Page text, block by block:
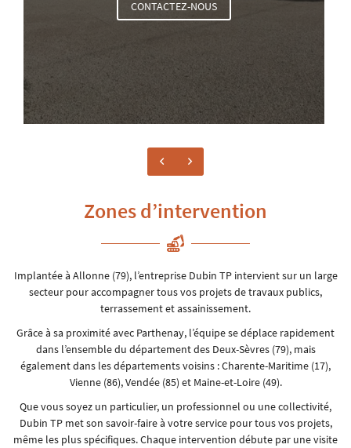
CONTACTEZ-NOUS
Zones d’intervention
Implantée à Allonne (79), l’entreprise Dubin TP intervient sur un large
secteur pour accompagner tous vos projets de travaux publics,
terrassement et assainissement.
Grâce à sa proximité avec Parthenay, l’équipe se déplace rapidement
dans l’ensemble du département des Deux-Sèvres (79), mais
également dans les départements voisins : Charente-Maritime (17),
Vienne (86), Vendée (85) et Maine-et-Loire (49).
Que vous soyez un particulier, un professionnel ou une collectivité,
Dubin TP met son savoir-faire à votre service pour tous vos projets,
même les plus spécifiques. Chaque intervention débute par une visite